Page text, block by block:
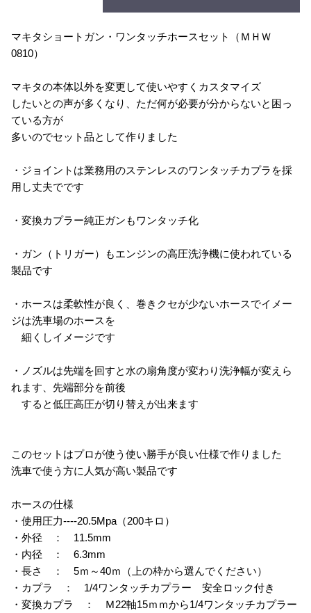
マキタショートガン・ワンタッチホースセット（ＭＨＷ
0810）
マキタの本体以外を変更して使いやすくカスタマイズ
したいとの声が多くなり、ただ何が必要が分からないと困っ
ている方が
多いのでセット品として作りました
・ジョイントは業務用のステンレスのワンタッチカプラを採
用し丈夫でです
・変換カプラー純正ガンもワンタッチ化
・ガン（トリガー）もエンジンの高圧洗浄機に使われている
製品です
・ホースは柔軟性が良く、巻きクセが少ないホースでイメー
ジは洗車場のホースを
細くしイメージです
・ノズルは先端を回すと水の扇角度が変わり洗浄幅が変えら
れます、先端部分を前後
すると低圧高圧が切り替えが出来ます
このセットはプロが使う使い勝手が良い仕様で作りました
洗車で使う方に人気が高い製品です
ホースの仕様
・使用圧力----20.5Mpa（200キロ）
・外径 ： 11.5mm
・内径 ： 6.3mm
・長さ ： 5ｍ～40ｍ（上の枠から選んでください）
・カプラ ： 1/4ワンタッチカプラー 安全ロック付き
・変換カプラ ： Ｍ22軸15ｍｍから1/4ワンタッチカプラー